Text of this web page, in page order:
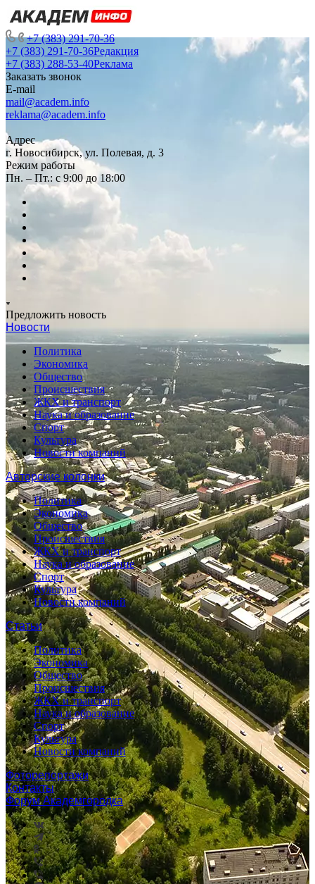
+7 (383) 291-70-36
+7 (383) 291-70-36Редакция
+7 (383) 288-53-40Реклама
Заказать звонок
E-mail
mail@academ.info
reklama@academ.info
Адрес
г. Новосибирск, ул. Полевая, д. 3
Режим работы
Пн. – Пт.: с 9:00 до 18:00
Предложить новость
Новости
Политика
Экономика
Общество
Происшествия
ЖКХ и транспорт
Наука и образование
Спорт
Культура
Новости компаний
Авторские колонки
Политика
Экономика
Общество
Происшествия
ЖКХ и транспорт
Наука и образование
Спорт
Культура
Новости компаний
Статьи
Политика
Экономика
Общество
Происшествия
ЖКХ и транспорт
Наука и образование
Спорт
Культура
Новости компаний
Фоторепортажи
Контакты
Форум Академгородка